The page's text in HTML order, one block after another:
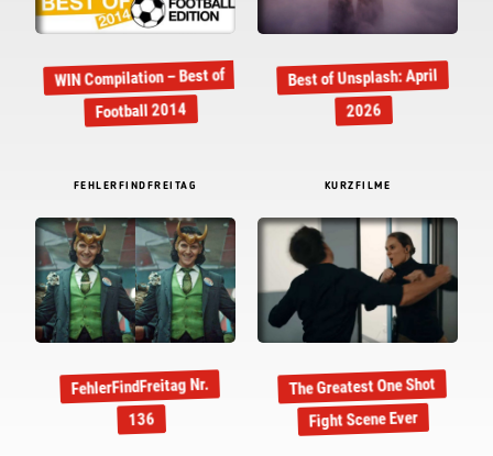
WIN Compilation – Best of
Football 2014
Best of Unsplash: April
2026
FEHLERFINDFREITAG
FehlerFindFreitag Nr.
136
KURZFILME
The Greatest One Shot
Fight Scene Ever